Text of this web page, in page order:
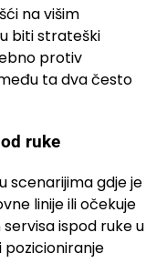
na višim
biti strateški
protiv
ta dva često
ruke
scenarijima gdje je
linije ili očekuje
ispod ruke u
pozicioniranje